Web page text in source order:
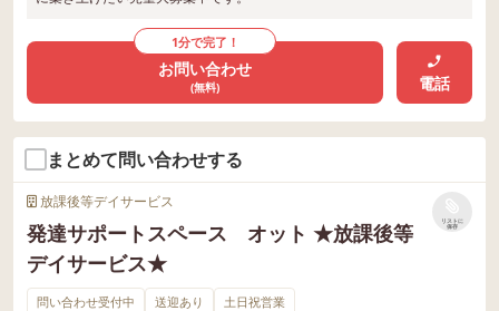
1分で完了！
お問い合わせ
(無料) 電話
まとめて問い合わせする
放課後等デイサービス
発達サポートスペース オット ★放課後等
デイサービス★
リストに
保存
問い合わせ受付中 送迎あり 土日祝営業